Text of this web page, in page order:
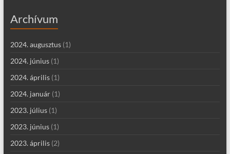
Archívum
2024. augusztus(1)
2024. június(1)
2024. április(1)
2024. január(1)
2023. július(1)
2023. június(1)
2023. április(2)